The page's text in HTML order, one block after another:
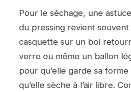
Pour le séchage, une
du pressing revient
casquette sur un bol
verre ou même un ballon
pour qu’elle garde sa
qu’elle sèche à l’air libre.